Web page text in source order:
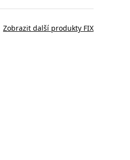
Zobrazit další produkty FIX